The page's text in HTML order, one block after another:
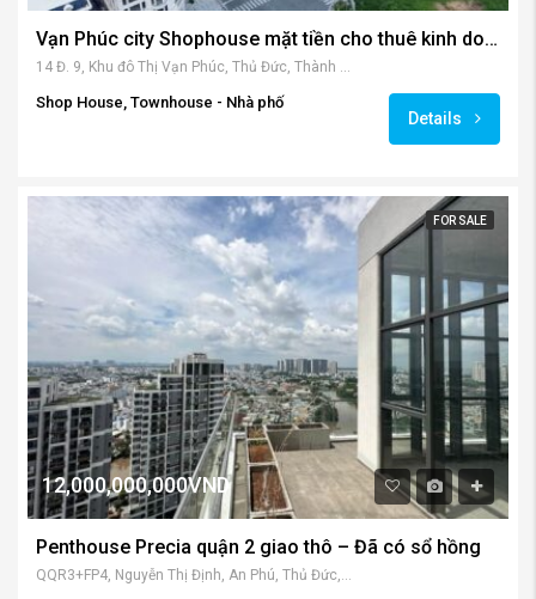
Vạn Phúc city Shophouse mặt tiền cho thuê kinh doanh
14 Đ. 9, Khu đô Thị Vạn Phúc, Thủ Đức, Thành phố Hồ Chí Minh, Việt Nam
Shop House, Townhouse - Nhà phố
Details
FOR SALE
12,000,000,000VND
Penthouse Precia quận 2 giao thô – Đã có sổ hồng